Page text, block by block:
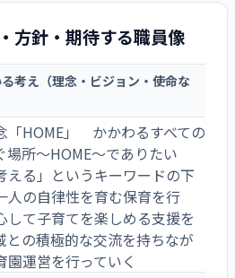
方針・期待する職員像
考え（理念・ビジョン・使命な
HOME」 かかわるすべての
場所～HOME～でありたい
る」というキーワードの下
人の自律性を育む保育を行
て子育てを楽しめる支援を
の積極的な交流を持ちなが
園運営を行っていく